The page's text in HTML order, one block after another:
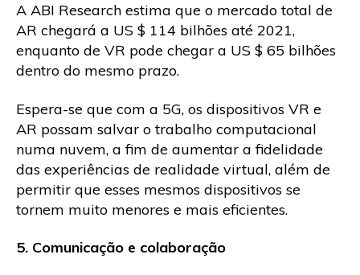
A ABI Research estima que o mercado total de
AR chegará a US $ 114 bilhões até 2021,
enquanto de VR pode chegar a US $ 65 bilhões
dentro do mesmo prazo.
Espera-se que com a 5G, os dispositivos VR e
AR possam salvar o trabalho computacional
numa nuvem, a fim de aumentar a fidelidade
das experiências de realidade virtual, além de
permitir que esses mesmos dispositivos se
tornem muito menores e mais eficientes.
5. Comunicação e colaboração